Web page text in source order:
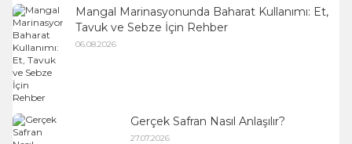
Mangal Marinasyonunda Baharat Kullanımı: Et,
Tavuk ve Sebze İçin Rehber
06.08.2026
Gerçek Safran Nasıl Anlaşılır?
27.07.2026